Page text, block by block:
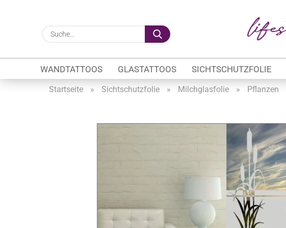
Suche...
WANDTATTOOS GLASTATTOOS SICHTSCHUTZFOLIE
Firmenlogo
Schaufensterbeschriftung
Sichtschutzfolien Gewerbe
Glasbeschriftung
Glasmotive
Durchlaufschutz
Startseite » Sichtschutzfolie » Milchglasfolie » Pflanzen